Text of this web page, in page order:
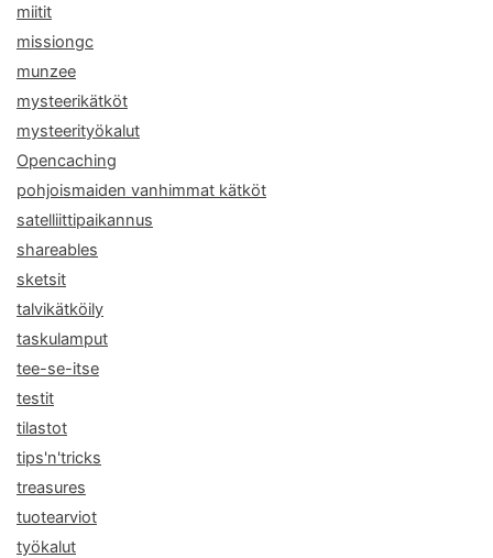
miitit
missiongc
munzee
mysteerikätköt
mysteerityökalut
Opencaching
pohjoismaiden vanhimmat kätköt
satelliittipaikannus
shareables
sketsit
talvikätköily
taskulamput
tee-se-itse
testit
tilastot
tips'n'tricks
treasures
tuotearviot
työkalut